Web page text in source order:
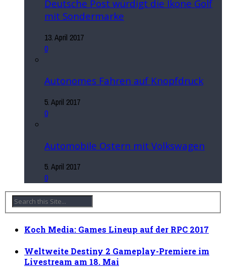
Deutsche Post würdigt die Ikone Golf
mit Sondermarke
13. April 2017
0
Autonomes Fahren auf Knopfdruck
5. April 2017
0
Automobile Ostern mit Volkswagen
5. April 2017
0
Koch Media: Games Lineup auf der RPC 2017
Weltweite Destiny 2 Gameplay-Premiere im
Livestream am 18. Mai